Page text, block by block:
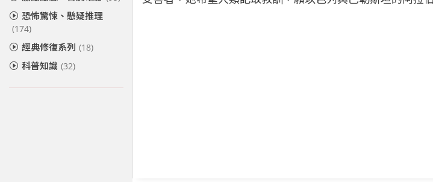
恐怖驚悚、懸疑推理
(174)
經典修復系列 (18)
科普知識 (32)